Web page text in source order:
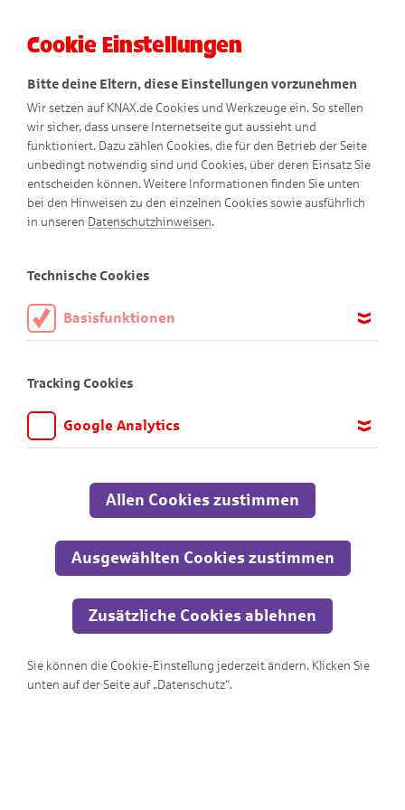
Für Memo-Fans
Finde die Bildpaare!
Berufe
Cookie Einstellungen
Bitte deine Eltern, diese Einstellungen vorzunehmen
Wir setzen auf KNAX.de Cookies und Werkzeuge ein. So stellen
wir sicher, dass unsere Internetseite gut aussieht und
funktioniert. Dazu zählen Cookies, die für den Betrieb der Seite
unbedingt notwendig sind und Cookies, über deren Einsatz Sie
entscheiden können. Weitere Informationen finden Sie unten
bei den Hinweisen zu den einzelnen Cookies sowie ausführlich
in unseren Datenschutzhinweisen.
Technische Cookies
Basisfunktionen
aktiviert sein.
Tracking Cookies
Google Analytics
anpassen und verbessern können. Aus diesem Grund nutzen wir
Google Analytics. Dieses Werkzeug erfasst die Seitenaufrufe zu
Übertragung anonymisiert.
Allen Cookies zustimmen
Ausgewählten Cookies zustimmen
Zusätzliche Cookies ablehnen
Sie können die Cookie-Einstellung jederzeit ändern. Klicken Sie
unten auf der Seite auf „Datenschutz“.